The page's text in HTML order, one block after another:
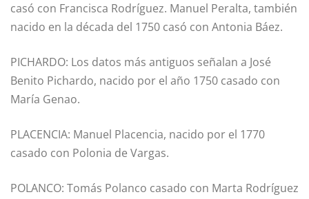
casó con Francisca Rodríguez. Manuel Peralta, también
nacido en la década del 1750 casó con Antonia Báez.
PICHARDO: Los datos más antiguos señalan a José
Benito Pichardo, nacido por el año 1750 casado con
María Genao.
PLACENCIA: Manuel Placencia, nacido por el 1770
casado con Polonia de Vargas.
POLANCO: Tomás Polanco casado con Marta Rodríguez